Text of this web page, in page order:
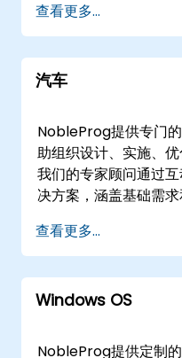
程实时咨询通过交互式
行，支持实时协作和
何。对于现场参与，
施，或利用NobleProg
地咨询合作伙伴
查看更多...
汽车
NobleProg提供专门
助组织设计、实施、优
我们的专家顾问通过
决方案，涵盖基础需
咨询通过交互式远程桌
何地都能安全协作访
客户场所或
研讨会和解决方案部
查看更多...
Windows OS
NobleProg提供定制